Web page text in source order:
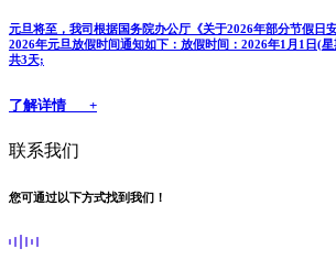
元旦将至，我司根据国务院办公厅《关于2026年部分节假日
2026年元旦放假时间通知如下：放假时间：2026年1月1日(
共3天;
了解详情 +
联系我们
您可通过以下方式找到我们！